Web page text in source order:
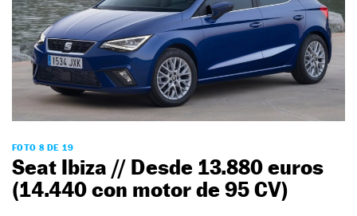
FOTO 8 DE 19
Seat Ibiza // Desde 13.880 euros
(14.440 con motor de 95 CV)